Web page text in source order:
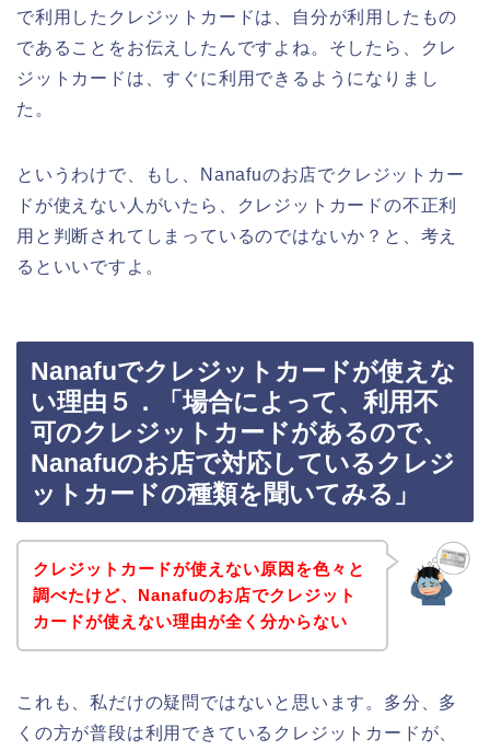
で利用したクレジットカードは、自分が利用したもの
であることをお伝えしたんですよね。そしたら、クレ
ジットカードは、すぐに利用できるようになりまし
た。
というわけで、もし、Nanafuのお店でクレジットカー
ドが使えない人がいたら、クレジットカードの不正利
用と判断されてしまっているのではないか？と、考え
るといいですよ。
Nanafuでクレジットカードが使えな
い理由５．「場合によって、利用不
可のクレジットカードがあるので、
Nanafuのお店で対応しているクレジ
ットカードの種類を聞いてみる」
クレジットカードが使えない原因を色々と
調べたけど、Nanafuのお店でクレジット
カードが使えない理由が全く分からない
これも、私だけの疑問ではないと思います。多分、多
くの方が普段は利用できているクレジットカードが、